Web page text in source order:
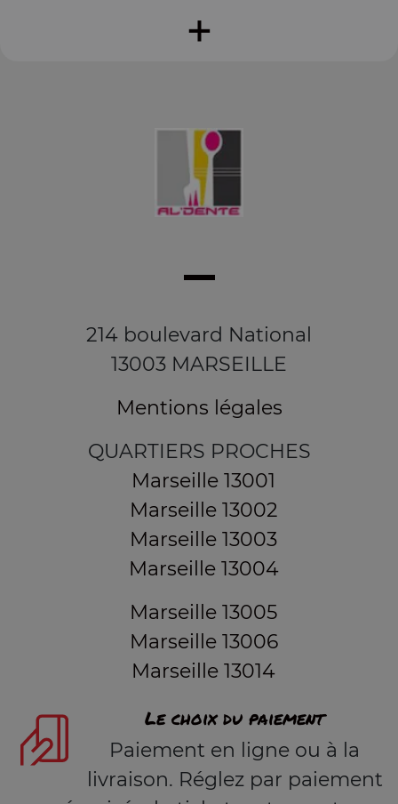
+
214 boulevard National
13003 MARSEILLE
Mentions légales
QUARTIERS PROCHES
Marseille 13001
Marseille 13002
Marseille 13003
Marseille 13004
Marseille 13005
Marseille 13006
Marseille 13014
Le choix du paiement
Paiement en ligne ou à la
livraison. Réglez par paiement